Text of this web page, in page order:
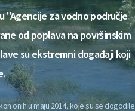
"Agencije za vodno područje
od poplava na površinskim
su ekstremni događaji koji
onih u maju 2014, koje su se dogodile